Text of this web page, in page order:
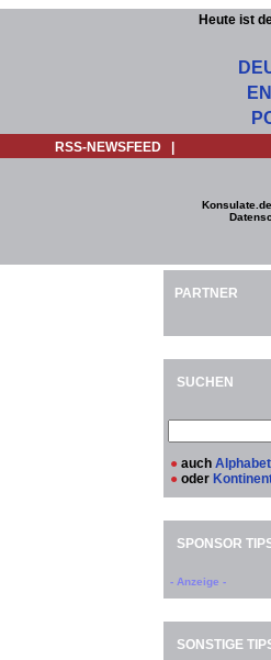
Heute ist
RSS-NEWSFEED
PARTNER
SUCHEN
● auch Alphabet
● oder
SPONSOR
- Anzeige -
SONSTIGE